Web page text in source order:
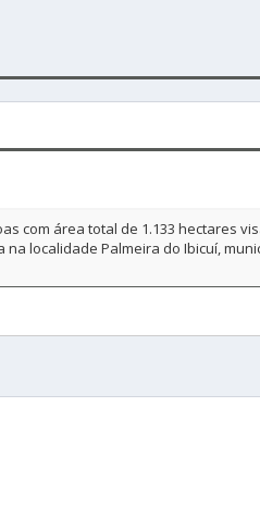
com área total de 1.133 hectares
localidade Palmeira do Ibicuí,